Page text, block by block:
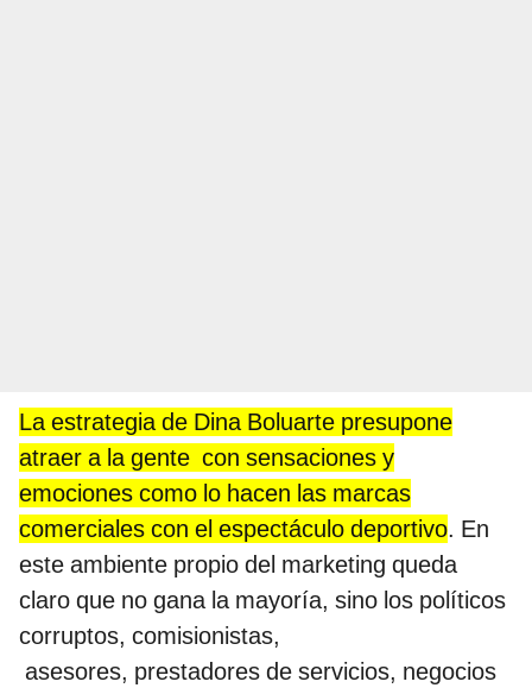
La estrategia de Dina Boluarte presupone
atraer a la gente con sensaciones y
emociones como lo hacen las marcas
comerciales con el espectáculo deportivo. En
este ambiente propio del marketing queda
claro que no gana la mayoría, sino los políticos
corruptos, comisionistas,
asesores, prestadores de servicios, negocios